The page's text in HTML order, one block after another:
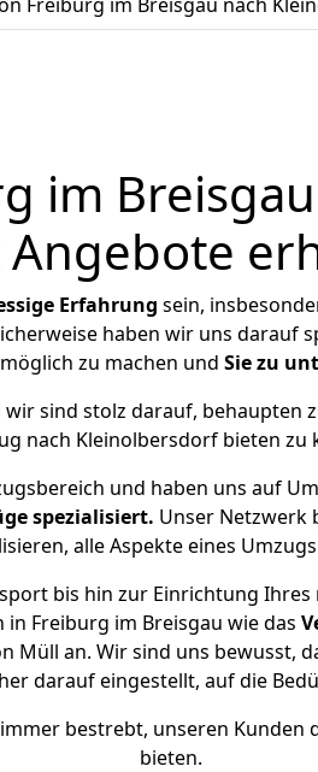
im
Angebote
Erfahrung sein,
haben wir uns darauf
zu machen und Sie zu
wir sind stolz darauf, behaupten
nach Kleinolbersdorf bieten zu
und haben uns auf
spezialisiert. Unser Netzwerk
alle Aspekte eines
bis hin zur Einrichtung
Freiburg im Breisgau wie das
Müll an. Wir sind uns bewusst,
darauf eingestellt, auf die
bestrebt, unseren Kunden
bieten.